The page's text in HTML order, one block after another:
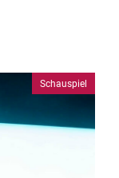
Schauspiel